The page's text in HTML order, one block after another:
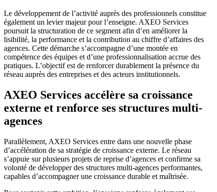
Le développement de l’activité auprès des professionnels constitue
également un levier majeur pour l’enseigne. AXEO Services
poursuit la structuration de ce segment afin d’en améliorer la
lisibilité, la performance et la contribution au chiffre d’affaires des
agences. Cette démarche s’accompagne d’une montée en
compétence des équipes et d’une professionnalisation accrue des
pratiques. L’objectif est de renforcer durablement la présence du
réseau auprès des entreprises et des acteurs institutionnels.
AXEO Services accélère sa croissance
externe et renforce ses structures multi-
agences
Parallèlement, AXEO Services entre dans une nouvelle phase
d’accélération de sa stratégie de croissance externe. Le réseau
s’appuie sur plusieurs projets de reprise d’agences et confirme sa
volonté de développer des structures multi-agences performantes,
capables d’accompagner une croissance durable et maîtrisée.